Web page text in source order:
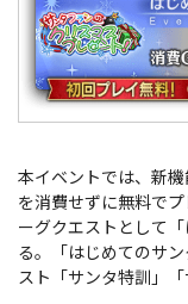
本イベントでは、新
を消費せずに無料で
ーグクエストとして
る。「はじめてのサ
スト「サンタ特訓」